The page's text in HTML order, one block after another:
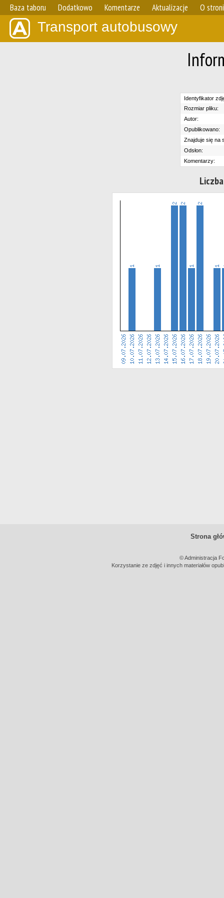
Baza taboru Dodatkowo Komentarze Aktualizacje O
Transport autobusowy
Identyfikator
Rozmiar pliku:
Autor:
Opublikowano:
Znajduje się na
Odsłon:
Komentarzy:
Strona
© Administracja
Korzystanie ze zdjęć i innych materiałów